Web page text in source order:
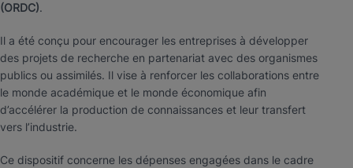
(ORDC).
Il a été conçu pour encourager les entreprises à développer
des projets de recherche en partenariat avec des organismes
publics ou assimilés. Il vise à renforcer les collaborations entre
le monde académique et le monde économique afin
d’accélérer la production de connaissances et leur transfert
vers l’industrie.
Ce dispositif concerne les dépenses engagées dans le cadre